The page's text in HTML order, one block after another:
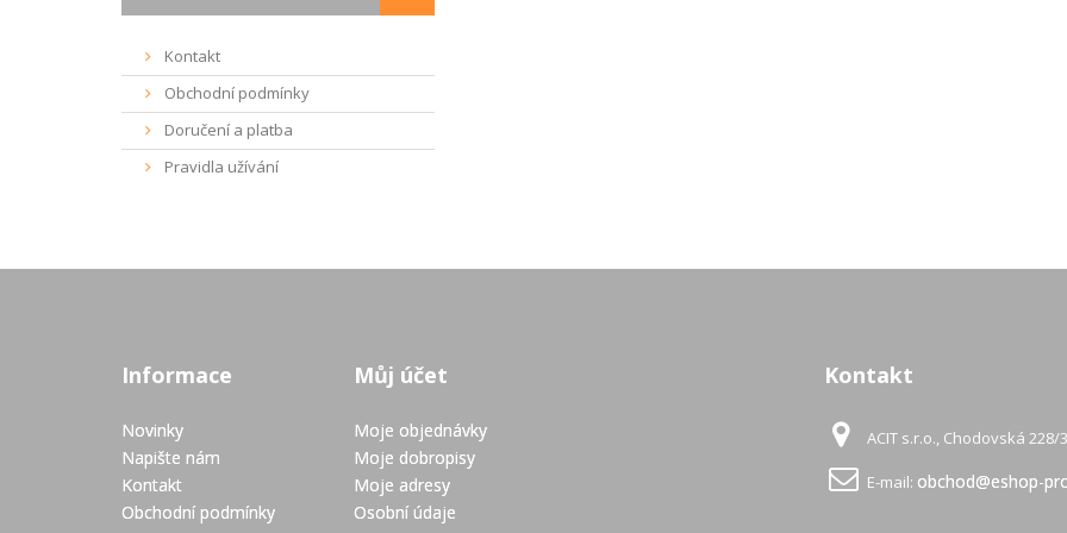
Kontakt
Obchodní podmínky
Doručení a platba
Pravidla užívání
Informace
Novinky
Napište nám
Kontakt
Obchodní podmínky
Můj účet
Moje objednávky
Moje dobropisy
Moje adresy
Osobní údaje
Kontakt
ACIT s.r.o., Chodovská 228/
E-mail: obchod@eshop-